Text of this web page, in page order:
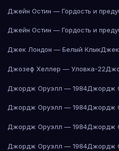
Джейн Остин — Гордость и
Джейн Остин — Гордость и
Джек Лондон — Белый Клык
Джозеф Хеллер — Уловка-22
Джордж Оруэлл — 1984Джордж
Джордж Оруэлл — 1984Джордж
Джордж Оруэлл — 1984Джордж
Джордж Оруэлл — 1984Джордж